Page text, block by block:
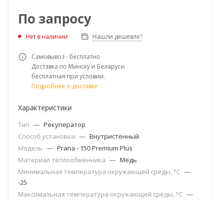
По запросу
Нет в наличии Нашли дешевле?
Самовывоз - бесплатно
Доставка по Минску и Беларуси
бесплатная при условии.
Подробнее о доставке
Характеристики
Тип — Рекуператор
Способ установки — Внутристенный
Модель — Prana - 150 Premium Plus
Материал теплообменника — Медь
Минимальная температура окружающей среды, °С —
-25
Максимальная температура окружающей среды, °С —